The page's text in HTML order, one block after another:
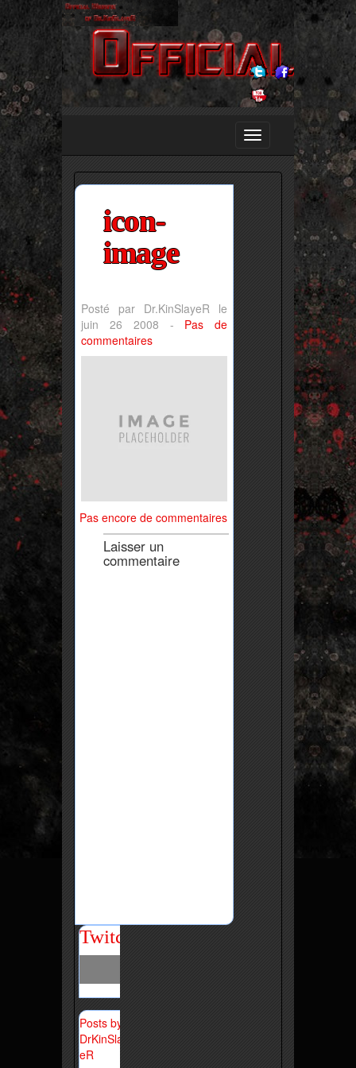
icon-
image
Posté par Dr.KinSlayeR le
juin 26 2008 - Pas de
commentaires
Pas encore de commentaires
Laisser un
commentaire
Twitch
Posts by
DrKinSlay
eR